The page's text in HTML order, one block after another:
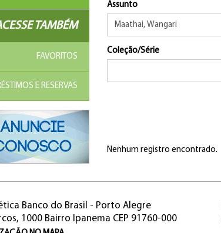
TAMBÉM
FAVORITOS
E RESERVAS
Assunto
Coleção/Série
Nenhum registro encontrado.
Banco do Brasil - Porto Alegre
1000 Bairro Ipanema CEP 91760-000